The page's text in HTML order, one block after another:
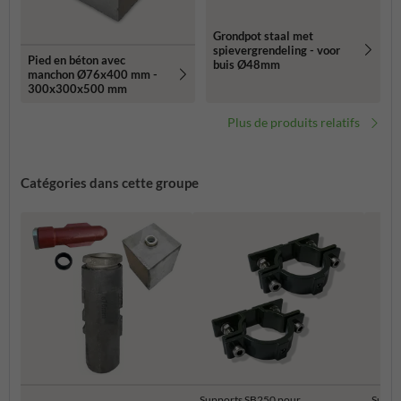
Pied en béton avec
manchon Ø76x400 mm -
300x300x500 mm
Grondpot staal met
spievergrendeling - voor
buis Ø48mm
Plus de produits relatifs
Catégories dans cette groupe